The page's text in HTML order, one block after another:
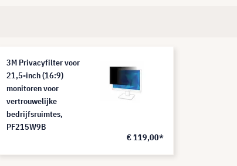
3M Privacyfilter voor
21,5-inch (16:9)
monitoren voor
vertrouwelijke
bedrijfsruimtes,
PF215W9B
€ 119,00*